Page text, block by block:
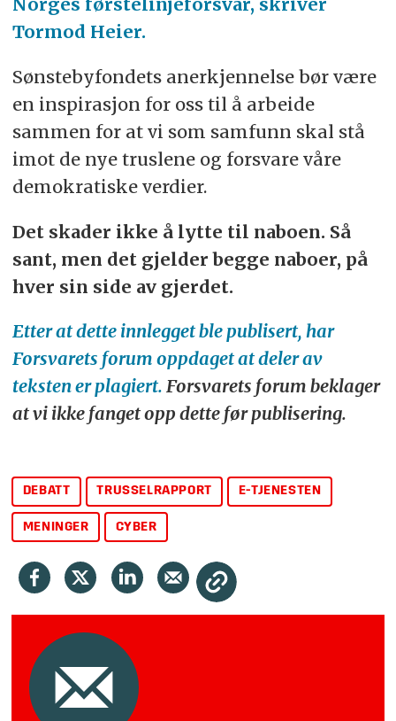
Tormod Heier.
Sønstebyfondets anerkjennelse bør være
en inspirasjon for oss til å arbeide
sammen for at vi som samfunn skal stå
imot de nye truslene og forsvare våre
demokratiske verdier.
Det skader ikke å lytte til naboen. Så
sant, men det gjelder begge naboer, på
hver sin side av gjerdet.
Etter at dette innlegget ble publisert, har
Forsvarets forum oppdaget at deler av
teksten er plagiert. Forsvarets forum beklager
at vi ikke fanget opp dette før publisering.
DEBATT TRUSSELRAPPORT E-TJENESTEN
MENINGER CYBER